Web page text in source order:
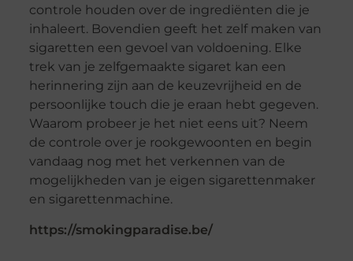
controle houden over de ingrediënten die je
inhaleert. Bovendien geeft het zelf maken van
sigaretten een gevoel van voldoening. Elke
trek van je zelfgemaakte sigaret kan een
herinnering zijn aan de keuzevrijheid en de
persoonlijke touch die je eraan hebt gegeven.
Waarom probeer je het niet eens uit? Neem
de controle over je rookgewoonten en begin
vandaag nog met het verkennen van de
mogelijkheden van je eigen sigarettenmaker
en sigarettenmachine.
https://smokingparadise.be/